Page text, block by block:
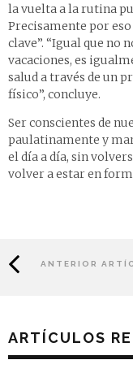
la vuelta a la rutina
Precisamente por
clave”. “Igual que no
vacaciones, es
salud a través de un
físico”, concluye.
Ser conscientes de
paulatinamente y
el día a día, sin
volver a estar en
ANTERIOR
ARTÍCULOS